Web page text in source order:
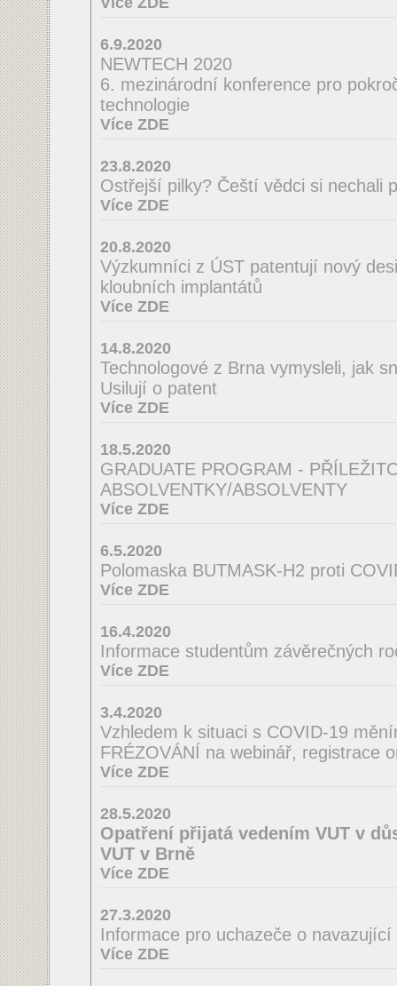
6.9.2020
NEWTECH 2020
6. mezinárodní konference pro
technologie
Více ZDE
23.8.2020
Ostřejší pilky? Čeští vědci si nechali
Více ZDE
20.8.2020
Výzkumníci z ÚST patentují nový
kloubních implantátů
Více ZDE
14.8.2020
Technologové z Brna vymysleli, jak
Usilují o patent
Více ZDE
18.5.2020
GRADUATE PROGRAM -
ABSOLVENTKY/ABSOLVENTY
Více ZDE
6.5.2020
Polomaska BUTMASK-H2 proti
Více ZDE
16.4.2020
Informace studentům závěrečných
Více ZDE
3.4.2020
Vzhledem k situaci s COVID-19
FRÉZOVÁNÍ na webinář, registrace
Více ZDE
28.5.2020
Opatření přijatá vedením VUT v
VUT v Brně
Více ZDE
27.3.2020
Informace pro uchazeče o
Více ZDE